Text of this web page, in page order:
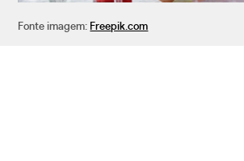
Fonte imagem: Freepik.com